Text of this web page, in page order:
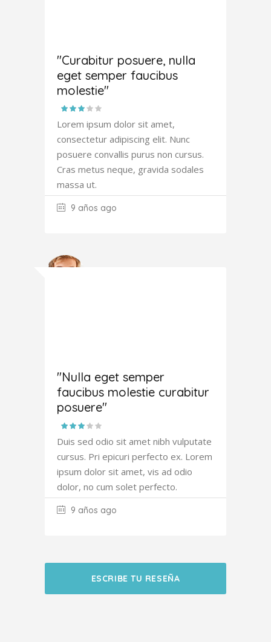
"Curabitur posuere, nulla
eget semper faucibus
molestie"
Lorem ipsum dolor sit amet,
consectetur adipiscing elit. Nunc
posuere convallis purus non cursus.
Cras metus neque, gravida sodales
massa ut.
9 años ago
"Nulla eget semper
faucibus molestie curabitur
posuere"
Duis sed odio sit amet nibh vulputate
cursus. Pri epicuri perfecto ex. Lorem
ipsum dolor sit amet, vis ad odio
dolor, no cum solet perfecto.
9 años ago
ESCRIBE TU RESEÑA